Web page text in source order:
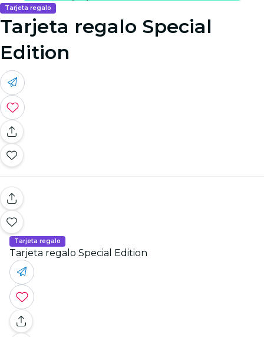
Tarjeta regalo
Tarjeta regalo Special
Edition
Tarjeta regalo
Tarjeta regalo Special Edition